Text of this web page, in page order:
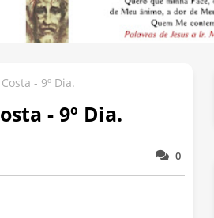
- 9º Dia.
- 9º Dia.
0